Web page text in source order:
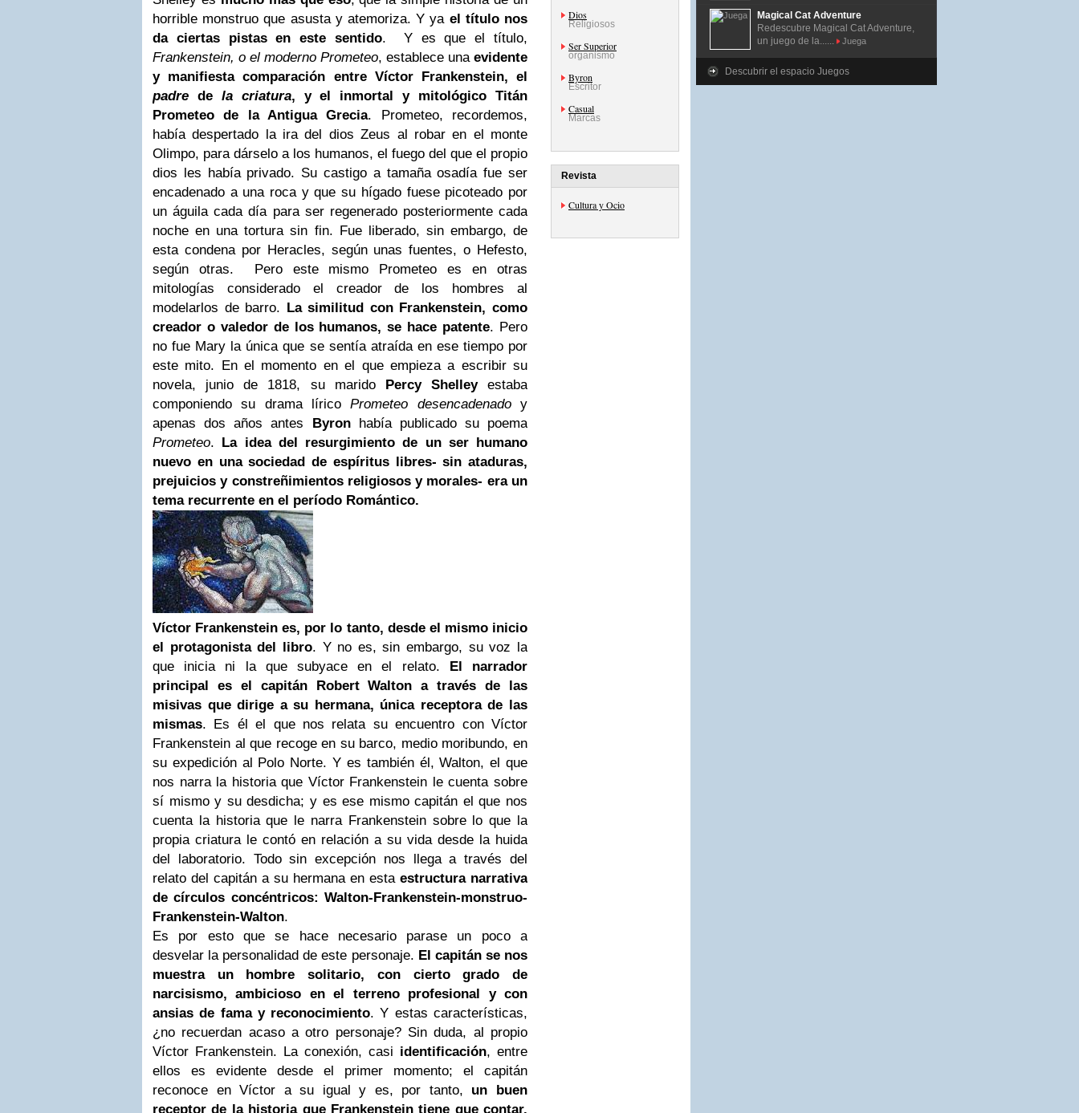
horrible monstruo que asusta y atemoriza. Y ya el título nos
da ciertas pistas en este sentido. Y es que el título,
Frankenstein, o el moderno Prometeo, establece una evidente
y manifiesta comparación entre Víctor Frankenstein, el
padre de la criatura, y el inmortal y mitológico Titán
Prometeo de la Antigua Grecia. Prometeo, recordemos,
había despertado la ira del dios Zeus al robar en el monte
Olimpo, para dárselo a los humanos, el fuego del que el propio
dios les había privado. Su castigo a tamaña osadía fue ser
encadenado a una roca y que su hígado fuese picoteado por
un águila cada día para ser regenerado posteriormente cada
noche en una tortura sin fin. Fue liberado, sin embargo, de
esta condena por Heracles, según unas fuentes, o Hefesto,
según otras. Pero este mismo Prometeo es en otras
mitologías considerado el creador de los hombres al
modelarlos de barro. La similitud con Frankenstein, como
creador o valedor de los humanos, se hace patente. Pero
no fue Mary la única que se sentía atraída en ese tiempo por
este mito. En el momento en el que empieza a escribir su
novela, junio de 1818, su marido Percy Shelleyestaba
componiendo su drama líricoPrometeo desencadenadoy
apenas dos años antes Byron había publicado su poema
Prometeo. La idea del resurgimiento de un ser humano
nuevo en una sociedad de espíritus libres- sin ataduras,
prejuicios y constreñimientos religiosos y morales- era un
tema recurrente en el período Romántico.
Víctor Frankenstein es, por lo tanto, desde el mismo inicio
el protagonista del libro. Y no es, sin embargo, su voz la
que inicia ni la que subyace en el relato. El narrador
principal es el capitán Robert Walton a través de las
misivas que dirige a su hermana, única receptora de las
mismas. Es él el que nos relata su encuentro con Víctor
Frankenstein al que recoge en su barco, medio moribundo, en
su expedición al Polo Norte. Y es también él, Walton, el que
nos narra la historia que Víctor Frankenstein le cuenta sobre
sí mismo y su desdicha; y es ese mismo capitán el que nos
cuenta la historia que le narra Frankenstein sobre lo que la
propia criatura le contó en relación a su vida desde la huida
del laboratorio. Todo sin excepción nos llega a través del
relato del capitán a su hermana en esta estructura narrativa
de círculos concéntricos: Walton-Frankenstein-monstruo-
Frankenstein-Walton.
Es por esto que se hace necesario parase un poco a
desvelar la personalidad de este personaje. El capitán se nos
muestra un hombre solitario, con cierto grado de
narcisismo, ambicioso en el terreno profesional y con
ansias de fama y reconocimiento. Y estas características,
¿no recuerdan acaso a otro personaje? Sin duda, al propio
Víctor Frankenstein. La conexión, casi identificación, entre
ellos es evidente desde el primer momento; el capitán
reconoce en Víctor a su igual y es, por tanto, un buen
receptor de la historia que Frankenstein tiene que contar.
Dios
Religiosos
Ser Superior
organismo
Byron
Escritor
Casual
Marcas
Revista
Cultura y Ocio
Magical Cat Adventure
Redescubre Magical Cat Adventure,
un juego de la......
Juega
Descubrir el espacio Juegos